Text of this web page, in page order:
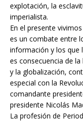
explotación, la
imperialista.
En el presente
es un combate entre
información y los que
es consecuencia de
y la globalización,
especial con la
comandante
presidente Nicolás
La profesión de